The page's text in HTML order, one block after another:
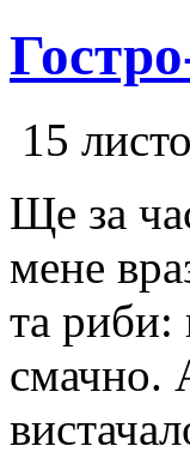
15
Ще за
мене
та риби:
смачно.